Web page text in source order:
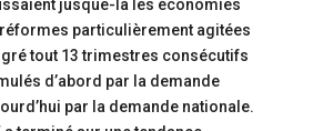
jusque-là les économies
particulièrement agitées
tout 13 trimestres consécutifs
d’abord par la demande
par la demande nationale.